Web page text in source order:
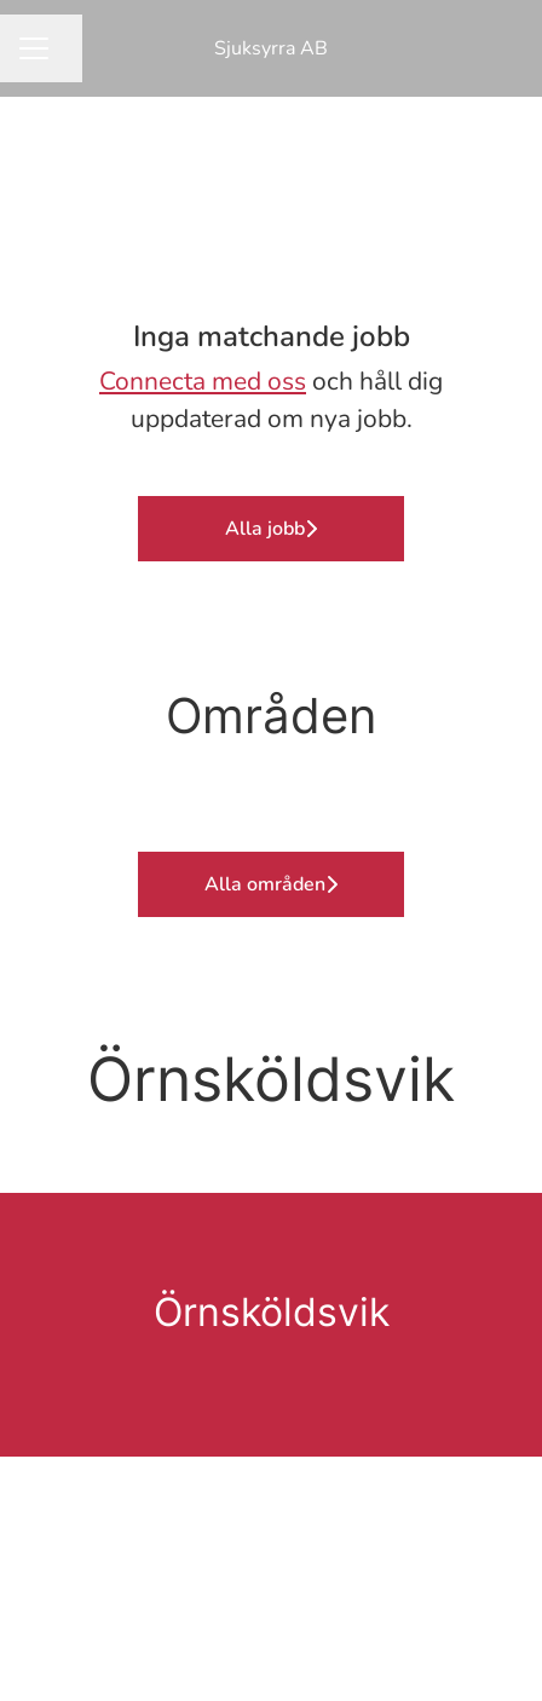
Sjuksyrra AB
Inga matchande jobb
Connecta med oss och håll dig
uppdaterad om nya jobb.
Alla jobb
Områden
Alla områden
Örnsköldsvik
Örnsköldsvik